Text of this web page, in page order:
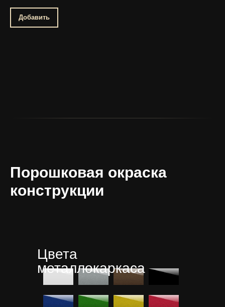
Добавить
Порошковая окраска
конструкции
Цвета
металлокаркаса